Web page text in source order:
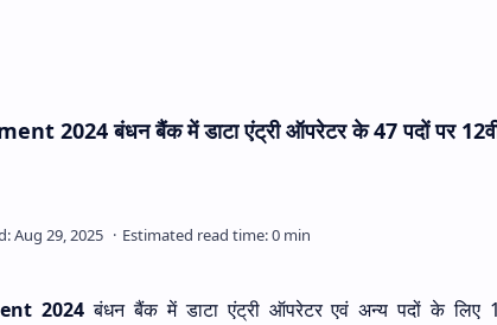
2024 बंधन बैंक में डाटा एंट्री ऑपरेटर के 47 पदों पर 12वीं
2024 बंधन बैंक में डाटा एंट्री ऑपरेटर एवं अन्य पदों के लिए